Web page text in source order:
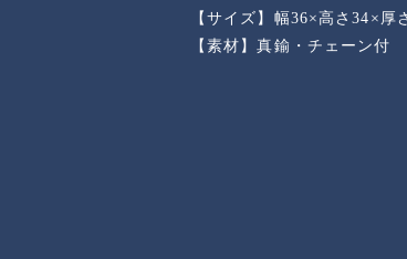
【サイズ】幅36×高さ34×厚
【素材】真鍮・チェーン付